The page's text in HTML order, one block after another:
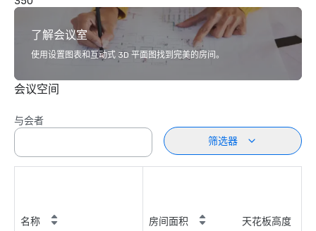
了解会议室
使用设置图表和互动式 3D 平面图找到完美的房间。
会议空间
与会者
筛选器
名称 房间面积 天花板高度